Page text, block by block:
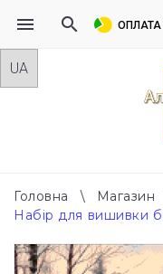
Skip
Головна \ Магазин
Набір для вишивки